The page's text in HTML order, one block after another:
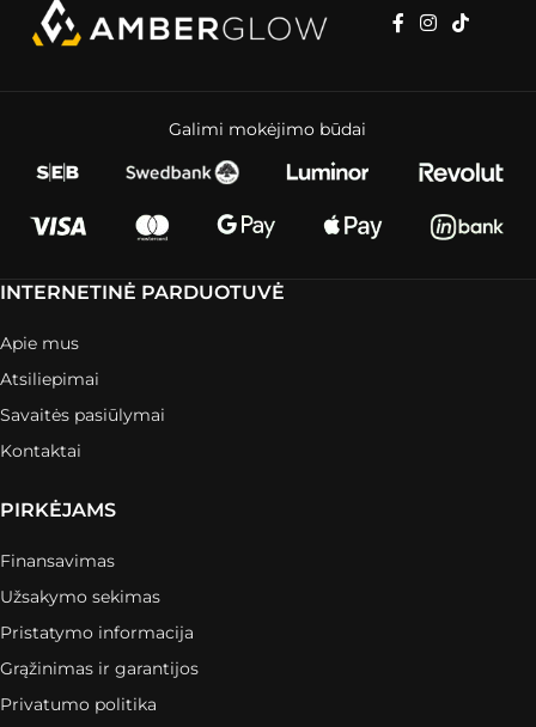
Galimi mokėjimo būdai
INTERNETINĖ PARDUOTUVĖ
Apie mus
Atsiliepimai
Savaitės pasiūlymai
Kontaktai
PIRKĖJAMS
Finansavimas
Užsakymo sekimas
Pristatymo informacija
Grąžinimas ir garantijos
Privatumo politika